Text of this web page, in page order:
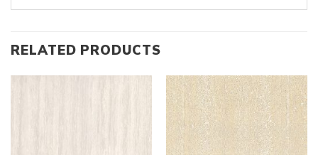
RELATED PRODUCTS